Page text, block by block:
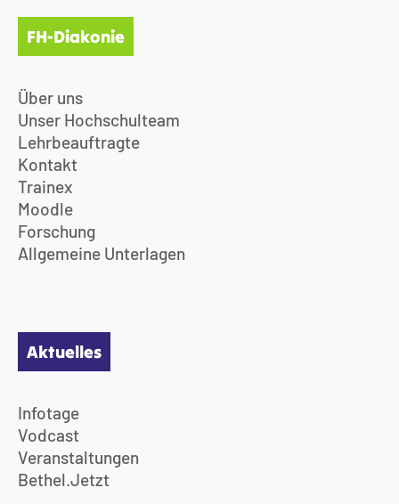
FH-Diakonie
Über uns
Unser Hochschulteam
Lehrbeauftragte
Kontakt
Trainex
Moodle
Forschung
Allgemeine Unterlagen
Aktuelles
Infotage
Vodcast
Veranstaltungen
Bethel.Jetzt